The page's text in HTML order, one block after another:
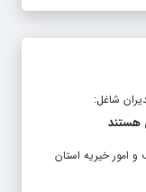
شاغل:
هستند
و امور خیریه استان